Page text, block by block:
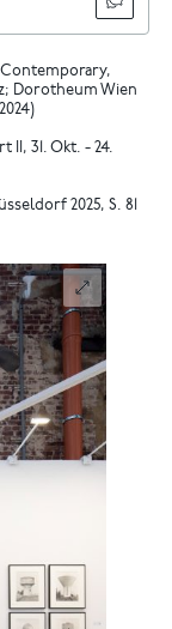
Dorotheum Wien
II, 31. Okt. - 24.
2025, S. 81